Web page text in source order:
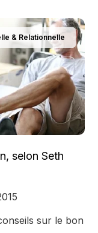
& Relationnelle
selon Seth
sur le bon